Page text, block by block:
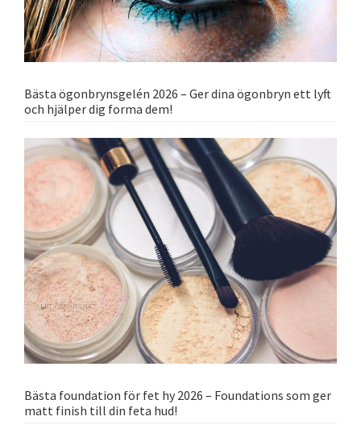
Bästa ögonbrynsgelén 2026 – Ger dina ögonbryn ett lyft
och hjälper dig forma dem!
Bästa foundation för fet hy 2026 – Foundations som ger
matt finish till din feta hud!